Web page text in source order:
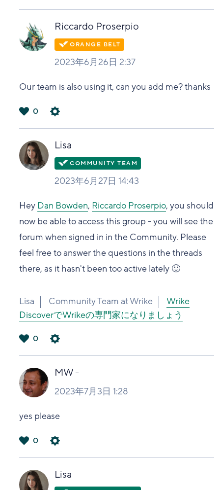
Riccardo Proserpio
2023年6月26日 2:37
Our team is also using it, can you add me? thanks
い
0
Lisa
2023年6月27日 14:43
Hey Dan Bowden, Riccardo Proserpio, you should
now be able to access this group - you will see the
forum when signed in in the Community. Please
feel free to answer the questions in the threads
there, as it hasn't been too active lately 🙂
Lisa Community Team at Wrike
Wrike
DiscoverでWrikeの専門家になりましょう
い
0
MW -
2023年7月3日 1:28
yes please
い
0
Lisa